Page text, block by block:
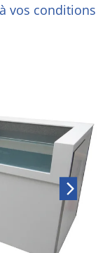
vos conditions